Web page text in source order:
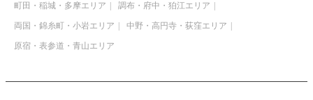
町田・稲城・多摩エリア 調布・府中・狛江エリア
両国・錦糸町・小岩エリア 中野・高円寺・荻窪エリア
原宿・表参道・青山エリア